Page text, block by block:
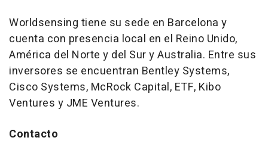
Worldsensing tiene su sede en Barcelona y
cuenta con presencia local en el Reino Unido,
América del Norte y del Sur y Australia. Entre sus
inversores se encuentran Bentley Systems,
Cisco Systems, McRock Capital, ETF, Kibo
Ventures y JME Ventures.
Contacto